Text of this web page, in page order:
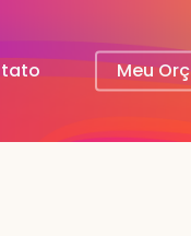
Meu